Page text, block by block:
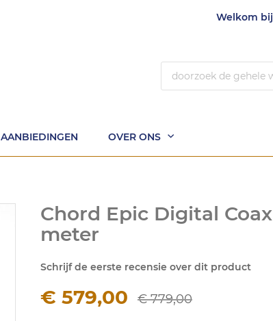
Welkom
AANBIEDINGEN OVER ONS
Chord Epic Digital Coax
meter
Schrijf de eerste recensie over dit product
€ 579,00 € 779,00